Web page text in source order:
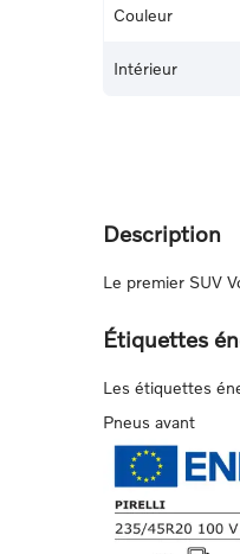
Couleur
Intérieur
Description
Le premier SUV
Étiquettes
Les étiquettes
Pneus avant